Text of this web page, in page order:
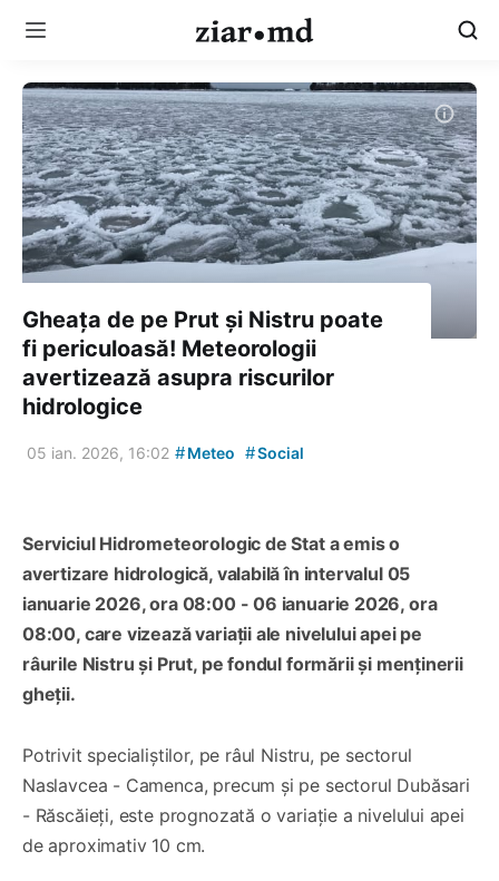
Gheața de pe Prut și Nistru poate
fi periculoasă! Meteorologii
avertizează asupra riscurilor
hidrologice
05 ian. 2026, 16:02 #Meteo #Social
Serviciul Hidrometeorologic de Stat a emis o
avertizare hidrologică, valabilă în intervalul 05
ianuarie 2026, ora 08:00 - 06 ianuarie 2026, ora
08:00, care vizează variații ale nivelului apei pe
râurile Nistru și Prut, pe fondul formării și menținerii
gheții.
Potrivit specialiștilor, pe râul Nistru, pe sectorul
Naslavcea - Camenca, precum și pe sectorul Dubăsari
- Răscăieți, este prognozată o variație a nivelului apei
de aproximativ 10 cm.